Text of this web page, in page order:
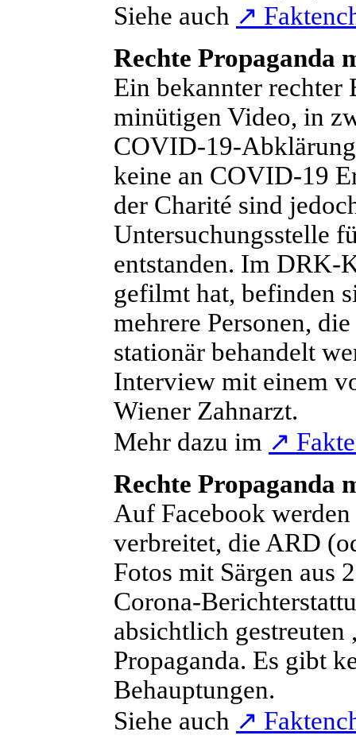
Siehe auch ↗
Rechte Propaganda
Ein bekannter rechter
minütigen Video, in
COVID-19-
keine an COVID-19
der Charité sind
Untersuchungsstelle
entstanden. Im DRK-
gefilmt hat, befinden
mehrere Personen,
stationär behandelt
Interview mit einem
Wiener Zahnarzt.
Mehr dazu im ↗
Rechte Propaganda
Auf Facebook
verbreitet, die ARD
Fotos mit Särgen aus
Corona-
absichtlich gestreuten
Propaganda. Es gibt
Behauptungen.
Siehe auch ↗